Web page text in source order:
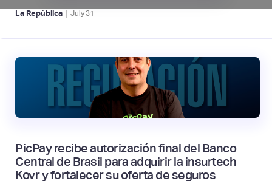
La República | July31
PicPay recibe autorización final del Banco
Central de Brasil para adquirir la insurtech
Kovr y fortalecer su oferta de seguros